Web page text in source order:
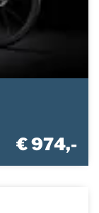
€ 974,-